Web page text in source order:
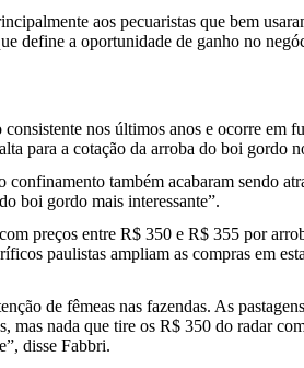
aos pecuaristas que bem
define a oportunidade de ganho no
nos últimos anos e ocorre em
para a cotação da arroba do boi gordo
confinamento também acabaram sendo
boi gordo mais interessante”.
preços entre R$ 350 e R$ 355 por
paulistas ampliam as compras em
de fêmeas nas fazendas. As
mas nada que tire os R$ 350 do radar
disse Fabbri.